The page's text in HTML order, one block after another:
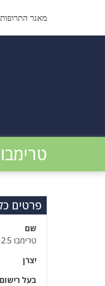
מאגר התרופות
טרימבו 100/6/12.5
פרטים
שם
טרימבו 100/6/12.5
יצרן
בעל רישום